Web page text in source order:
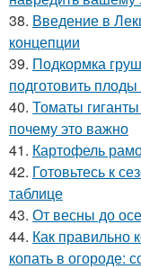
38. Введение в
концепции
39. Подкормка
подготовить плоды
40. Томаты
почему это важно
41. Картофель
42. Готовьтесь к
таблице
43. От весны до
44. Как правильно
копать в огороде: